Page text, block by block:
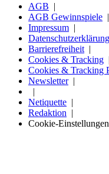
AGB
AGB Gewinnspiele
Impressum
Datenschutzerklärung
Barrierefreiheit
Cookies & Tracking
Cookies & Tracking
Newsletter
Netiquette
Redaktion
Cookie-Einstellungen